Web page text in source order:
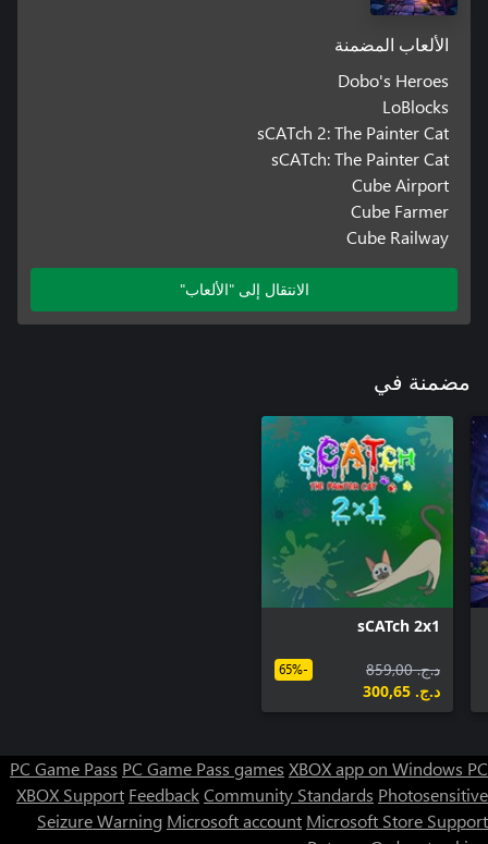
الألعاب المضمنة
Dobo's Heroes
LoBlocks
sCATch 2: The Painter Cat
sCATch: The Painter Cat
Cube Airport
Cube Farmer
Cube Railway
الانتقال إلى "الألعاب"
مضمنة في
sCATch 2x1
د.ج.‏ 859,00
د.ج.‏ 300,65
-65%
PC Game Pass PC Game Pass games XBOX app on Windows PC
XBOX Support FeedbackCommunity Standards Photosensitive
Seizure Warning Microsoft account Microsoft Store Support